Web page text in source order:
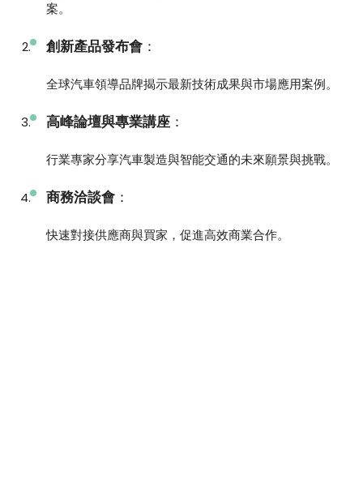
案。
創新產品發布會 ：
全球汽車領導品牌揭示最新技術成果與市場應用案例。
高峰論壇與專業講座 ：
行業專家分享汽車製造與智能交通的未來願景與挑戰。
商務洽談會 ：
快速對接供應商與買家，促進高效商業合作。